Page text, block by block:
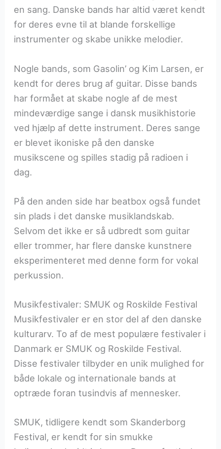
en sang. Danske bands har altid været kendt
for deres evne til at blande forskellige
instrumenter og skabe unikke melodier.
Nogle bands, som Gasolin’ og Kim Larsen, er
kendt for deres brug af guitar. Disse bands
har formået at skabe nogle af de mest
mindeværdige sange i dansk musikhistorie
ved hjælp af dette instrument. Deres sange
er blevet ikoniske på den danske
musikscene og spilles stadig på radioen i
dag.
På den anden side har beatbox også fundet
sin plads i det danske musiklandskab.
Selvom det ikke er så udbredt som guitar
eller trommer, har flere danske kunstnere
eksperimenteret med denne form for vokal
perkussion.
Musikfestivaler: SMUK og Roskilde Festival
Musikfestivaler er en stor del af den danske
kulturarv. To af de mest populære festivaler i
Danmark er SMUK og Roskilde Festival.
Disse festivaler tilbyder en unik mulighed for
både lokale og internationale bands at
optræde foran tusindvis af mennesker.
SMUK, tidligere kendt som Skanderborg
Festival, er kendt for sin smukke